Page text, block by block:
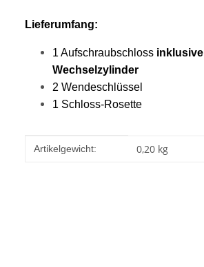
Lieferumfang:
1 Aufschraubschloss inklusive
Wechselzylinder
2 Wendeschlüssel
1 Schloss-Rosette
Produkteigenschaft
Wert
Artikelgewicht: 0,20 kg